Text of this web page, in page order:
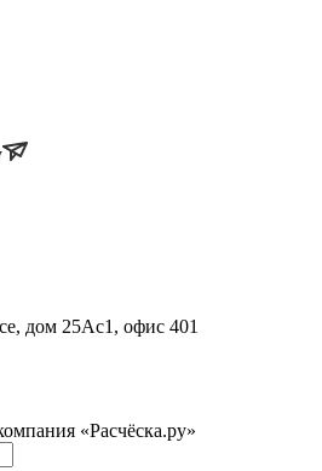
дом 25Аc1, офис 401
«Расчёска.ру»